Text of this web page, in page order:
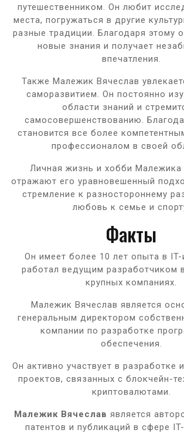
путешественником. Он любит
места, погружаться в другие
разные традиции. Благодаря этому
новые знания и получает
впечатления.
Также Малежик Вячеслав
саморазвитием. Он постоянно
области знаний и
самосовершенствованию.
становится все более
профессионалом в своей
Личная жизнь и хобби Малежика
отражают его уравновешенный
стремление к разностороннему
любовь к семье и
Факты
Он имеет более 10 лет опыта в IT-
работал ведущим разработчиком
крупных компаниях.
Малежик Вячеслав является
генеральным директором
компании по разработке
обеспечения.
Он активно участвует в разработке
проектов, связанных с блокчейн-
криптовалютами.
Малежик Вячеслав является
патентов и публикаций в сфере IT-